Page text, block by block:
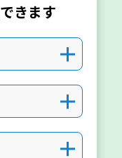
きます
＋
＋
＋